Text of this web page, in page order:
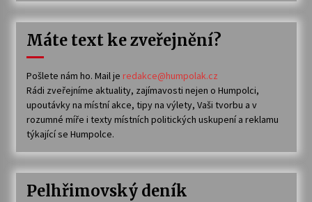
Máte text ke zveřejnění?
Pošlete nám ho. Mail je redakce@humpolak.cz
Rádi zveřejníme aktuality, zajímavosti nejen o Humpolci,
upoutávky na místní akce, tipy na výlety, Vaši tvorbu a v
rozumné míře i texty místních politických uskupení a reklamu
týkající se Humpolce.
Pelhřimovský deník